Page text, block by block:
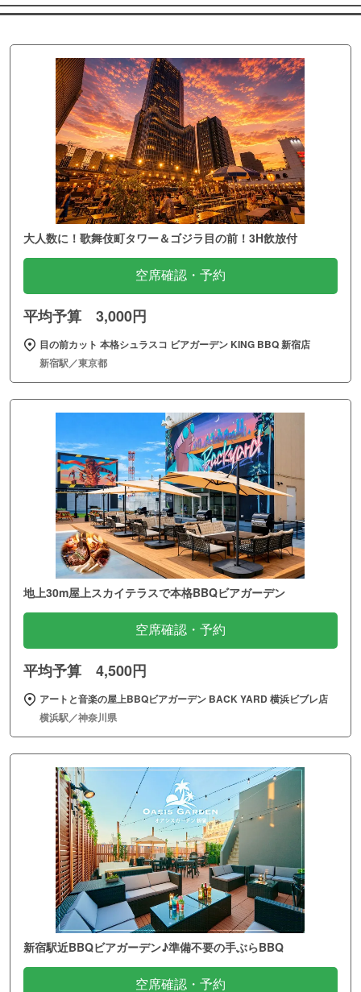
大人数に！歌舞伎町タワー＆ゴジラ目の前！3H飲放付
空席確認・予約
平均予算 3,000円
目の前カット 本格シュラスコ ビアガーデン KING BBQ 新宿店
新宿駅／東京都
地上30m屋上スカイテラスで本格BBQビアガーデン
空席確認・予約
平均予算 4,500円
アートと音楽の屋上BBQビアガーデン BACK YARD 横浜ビブレ店
横浜駅／神奈川県
新宿駅近BBQビアガーデン♪準備不要の手ぶらBBQ
空席確認・予約